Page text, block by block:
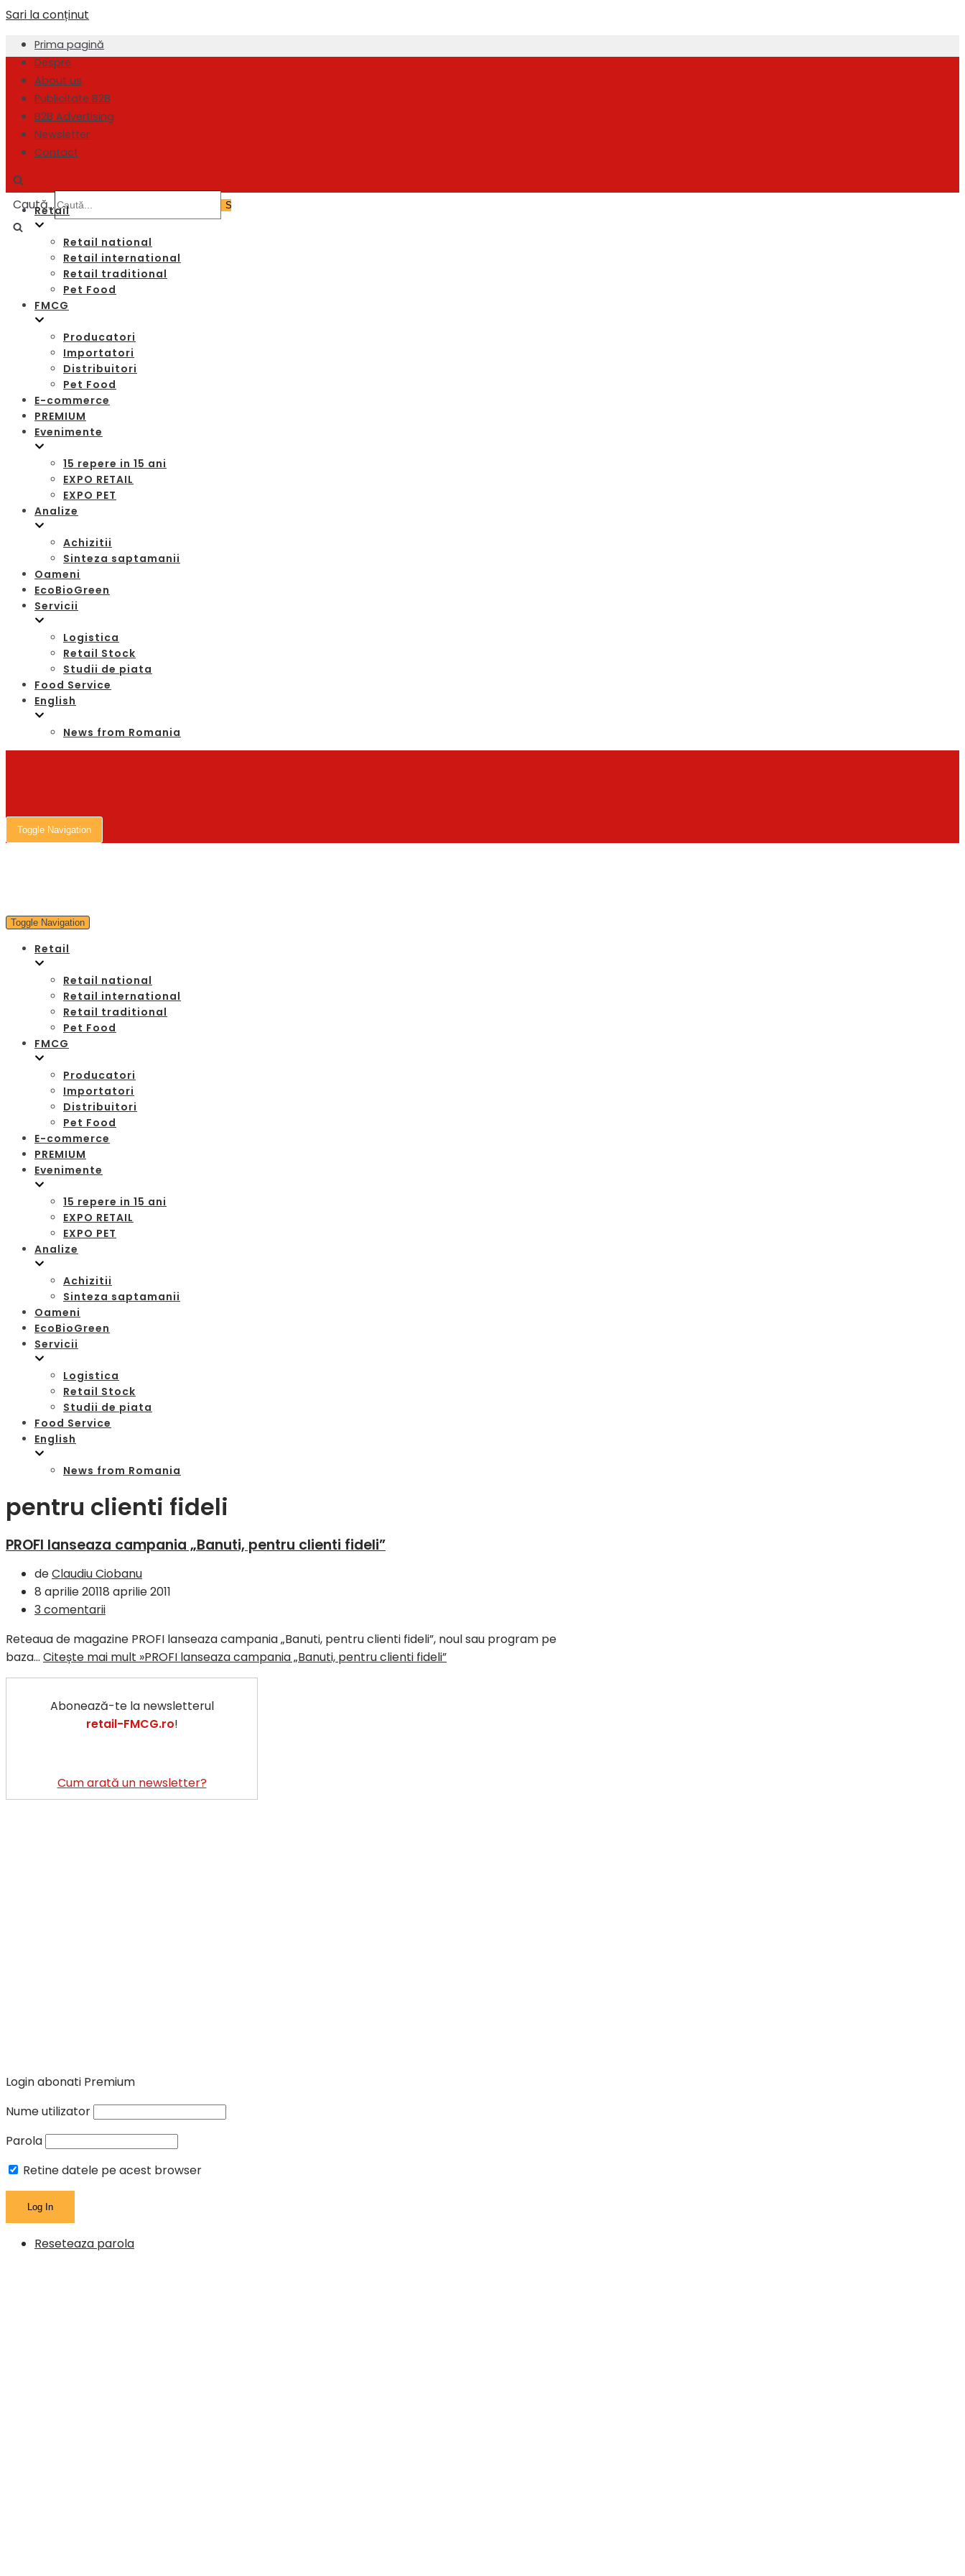
Sari la conținut
Prima pagină
Despre
About us
Publicitate B2B
B2B Advertising
Newsletter
Contact
Caută...
Retail
Retail national
Retail international
Retail traditional
Pet Food
FMCG
Producatori
Importatori
Distribuitori
Pet Food
E-commerce
PREMIUM
Evenimente
15 repere in 15 ani
EXPO RETAIL
EXPO PET
Analize
Achizitii
Sinteza saptamanii
Oameni
EcoBioGreen
Servicii
Logistica
Retail Stock
Studii de piata
Food Service
English
News from Romania
Toggle Navigation
Toggle Navigation
Retail
Retail national
Retail international
Retail traditional
Pet Food
FMCG
Producatori
Importatori
Distribuitori
Pet Food
E-commerce
PREMIUM
Evenimente
15 repere in 15 ani
EXPO RETAIL
EXPO PET
Analize
Achizitii
Sinteza saptamanii
Oameni
EcoBioGreen
Servicii
Logistica
Retail Stock
Studii de piata
Food Service
English
News from Romania
pentru clienti fideli
PROFI lanseaza campania „Banuti, pentru clienti fideli”
deClaudiu Ciobanu
8 aprilie 20118 aprilie 2011
3 comentarii
Reteaua de magazine PROFI lanseaza campania „Banuti, pentru clienti fideli”, noul sau program pe
baza… Citește mai mult »PROFI lanseaza campania „Banuti, pentru clienti fideli”
Abonează-te la newsletterul
retail-FMCG.ro!
Cum arată un newsletter?
Login abonati Premium
Nume utilizator
Parola
Retine datele pe acest browser
Reseteaza parola